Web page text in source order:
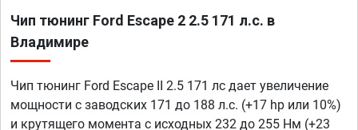
Чип тюнинг Ford Escape 2 2.5 171 л.с. в
Владимире
Чип тюнинг Ford Escape II 2.5 171 лс дает увеличение
мощности с заводских 171 до 188 л.с. (+17 hp или 10%)
и крутящего момента с исходных 232 до 255 Нм (+23